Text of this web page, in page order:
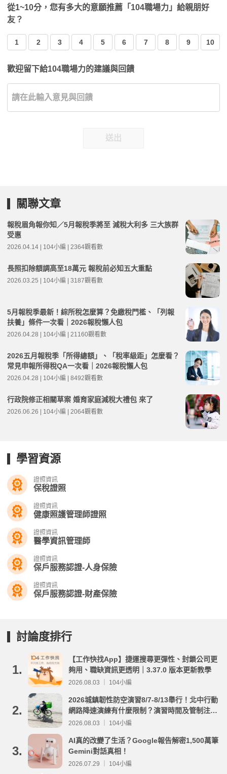
從1~10分，您有多大的意願推薦「104職場力」給親朋好
友？
1 2 3 4 5 6 7 8 9 10
歡迎留下給104職場力的建議與回饋
送出
關聯文章
報稅眉角報你知／5月報稅季將至 減稅大利多 三大族群
受惠
2026.04.14 | 104小編 | 2364觀看數
長照扣除額調高至18萬元 報稅前必知五大重點
2026.03.25 | 104小編 | 3187觀看數
5月報稅季最新！綜所稅怎麼算？免繳稅門檻、「列報
扶養」條件一次看｜2026報稅懶人包
2026.04.28 | 104小編 | 21160觀看數
2026五月報稅季「所得總額」、「稅率級距」怎麼看？
常見申報所得稅QA一次看｜2026報稅懶人包
2026.04.28 | 104小編 | 8492觀看數
行政院修正相關草案 婚育家庭減稅大禮包 來了
2026.06.26 | 104小編 | 2064觀看數
學習資源
證照資訊
保稅證照
證照資訊
健康照護管理師證照
證照資訊
醫學資訊管理師
證照資訊
保戶服務認證-人身保險
證照資訊
保戶服務認證-財產保險
討論度排行
1.
【工作快找App】捷運搜尋更彈性、封鎖公司更
夠用、職缺資訊更透明｜3.37.0 版本更新教學
2026.08.03 ｜ 104小編
2.
2026城鎮韌性防空演習8/7-8/13舉行！北中行動
網路降速演練有什麼限制？演習時間及管制注意
事項整理
2026.08.03 ｜ 104小編
3.
AI真的改變了生活？Google報告解密1,500萬筆
Gemini對話真相！
2026.07.29 ｜ 104小編